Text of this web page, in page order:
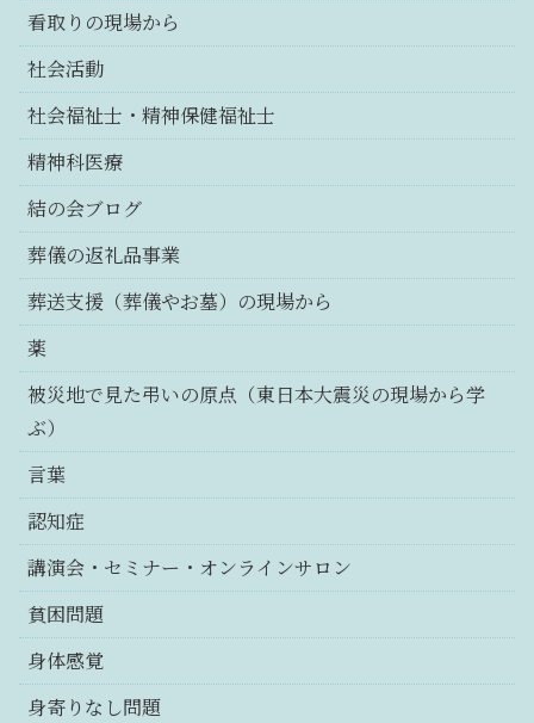
看取りの現場から
社会活動
社会福祉士・精神保健福祉士
精神科医療
結の会ブログ
葬儀の返礼品事業
葬送支援（葬儀やお墓）の現場から
薬
被災地で見た弔いの原点（東日本大震災の現場から学
ぶ）
言葉
認知症
講演会・セミナー・オンラインサロン
貧困問題
身体感覚
身寄りなし問題